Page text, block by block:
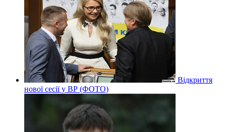
Відкриття
нової сесії у ВР (ФОТО)